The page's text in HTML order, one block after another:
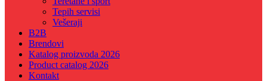
Tepih servisi
Vešeraji
B2B
Brendovi
Katalog proizvoda 2026
Product catalog 2026
Kontakt